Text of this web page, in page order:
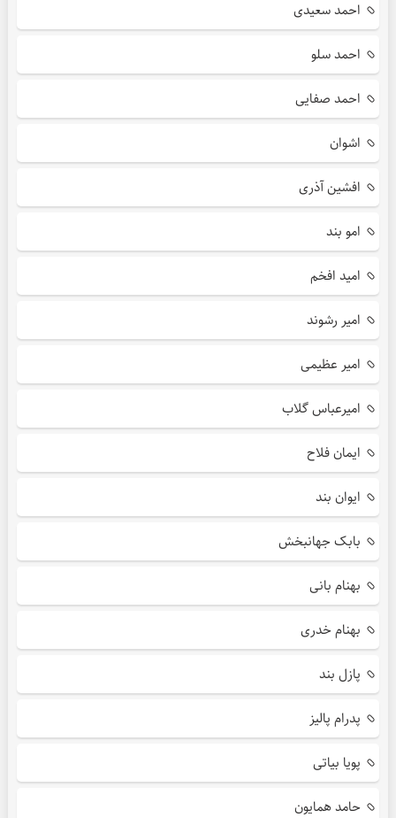
احمد سعیدی
احمد سلو
احمد صفایی
اشوان
افشین آذری
امو بند
امید افخم
امیر رشوند
امیر عظیمی
امیرعباس گلاب
ایمان فلاح
ایوان بند
بابک جهانبخش
بهنام بانی
بهنام خدری
پازل بند
پدرام پالیز
پویا بیاتی
حامد همایون